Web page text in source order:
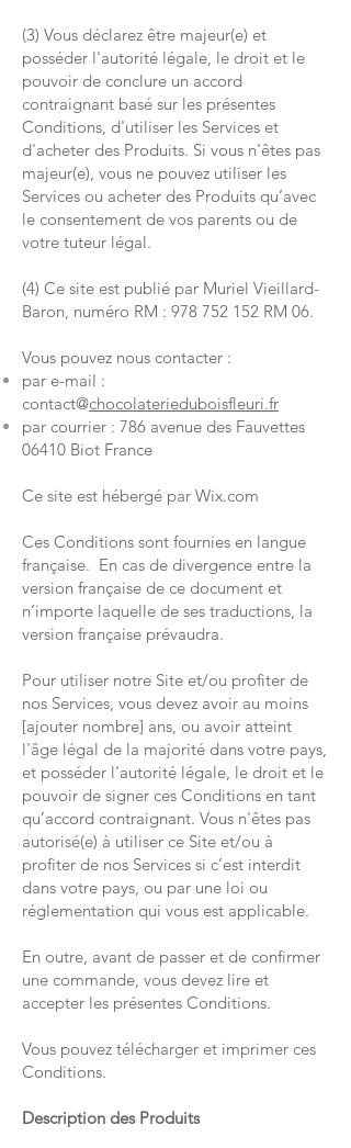
(3) Vous déclarez être majeur(e) et
posséder l'autorité légale, le droit et le
pouvoir de conclure un accord
contraignant basé sur les présentes
Conditions, d'utiliser les Services et
d'acheter des Produits. Si vous n'êtes pas
majeur(e), vous ne pouvez utiliser les
Services ou acheter des Produits qu’avec
le consentement de vos parents ou de
votre tuteur légal.
(4) Ce site est publié par Muriel Vieillard-
Baron, numéro RM : 978 752 152 RM 06.
Vous pouvez nous contacter :
par e-mail :
contact@chocolaterieduboisfleuri.fr
par courrier : 786 avenue des Fauvettes
06410 Biot France
Ce site est hébergé par Wix.com
Ces Conditions sont fournies en langue
française. En cas de divergence entre la
version française de ce document et
n’importe laquelle de ses traductions, la
version française prévaudra.
Pour utiliser notre Site et/ou profiter de
nos Services, vous devez avoir au moins
[ajouter nombre] ans, ou avoir atteint
l'âge légal de la majorité dans votre pays,
et posséder l'autorité légale, le droit et le
pouvoir de signer ces Conditions en tant
qu’accord contraignant. Vous n'êtes pas
autorisé(e) à utiliser ce Site et/ou à
profiter de nos Services si c’est interdit
dans votre pays, ou par une loi ou
réglementation qui vous est applicable.
En outre, avant de passer et de confirmer
une commande, vous devez lire et
accepter les présentes Conditions.
Vous pouvez télécharger et imprimer ces
Conditions.
Description des Produits